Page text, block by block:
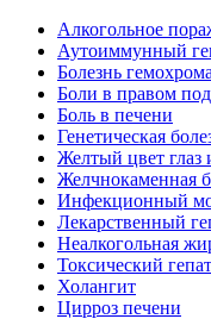
Алкогольное
Аутоиммунный
Болезнь
Боли в правом
Боль в печени
Генетическая
Желтый цвет глаз
Желчнокаменная
Инфекционный
Лекарственный
Неалкогольная
Токсический
Холангит
Цирроз печени